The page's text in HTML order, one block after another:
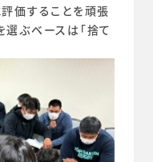
価することを頑張
選ぶベースは「捨て